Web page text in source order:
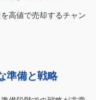
高値で売却するチャン
準備と戦略